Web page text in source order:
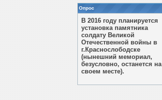
Опрос
В 2016 году планируется
установка памятника
солдату Великой
Отечественной войны в
г.Краснослободске
(нынешний мемориал,
безусловно, останется на
своем месте).